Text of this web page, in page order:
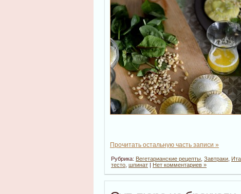
Прочитать остальную часть записи »
Рубрика: Вегетарианские рецепты Завтраки
тесто шпинат | Нет комментариев »